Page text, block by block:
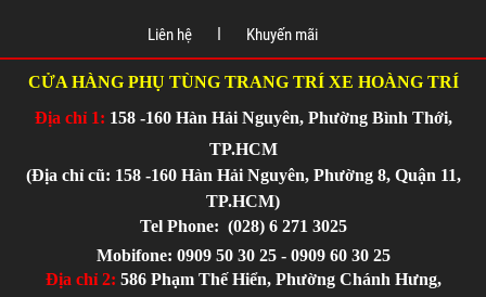
Liên hệ Khuyến mãi
CỬA HÀNG PHỤ TÙNG TRANG TRÍ XE HOÀNG TRÍ
Địa chỉ 1: 158 -160 Hàn Hải Nguyên, Phường Bình Thới,
TP.HCM
(Địa chỉ cũ: 158 -160 Hàn Hải Nguyên, Phường 8, Quận 11,
TP.HCM)
Tel Phone: (028) 6 271 3025
Mobifone: 0909 50 30 25 - 0909 60 30 25
Địa chỉ 2: 586 Phạm Thế Hiển, Phường Chánh Hưng,